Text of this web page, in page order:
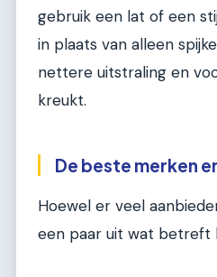
gebruik een lat of een
in plaats van alleen
nettere uitstraling en
kreukt.
De beste merken
Hoewel er veel
een paar uit wat betreft